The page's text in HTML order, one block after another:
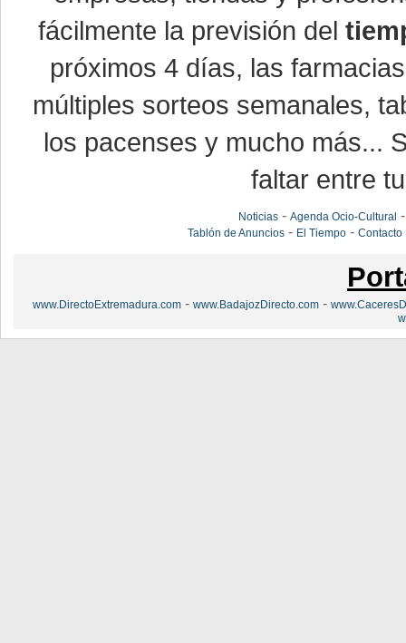
fácilmente la previsión del
próximos 4 días, las
múltiples sorteos semanales,
los pacenses y mucho más...
faltar entre
Noticias -Agenda Ocio-Cultural
Tablón de Anuncios - El Tiempo -Contacto
www.DirectoExtremadura.com - www.BadajozDirecto.com -